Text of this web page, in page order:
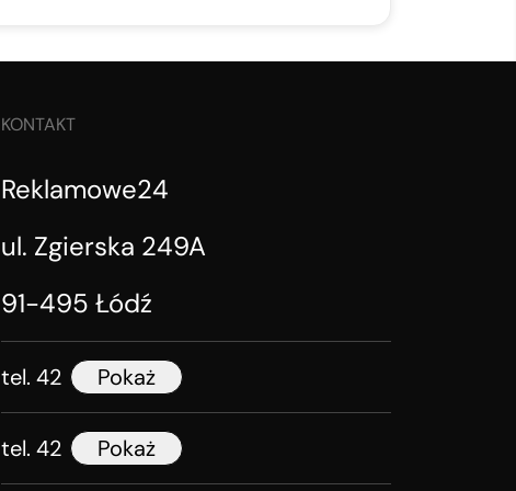
KONTAKT
Reklamowe24
ul. Zgierska 249A
91-495 Łódź
tel. 42 Pokaż
tel. 42 Pokaż